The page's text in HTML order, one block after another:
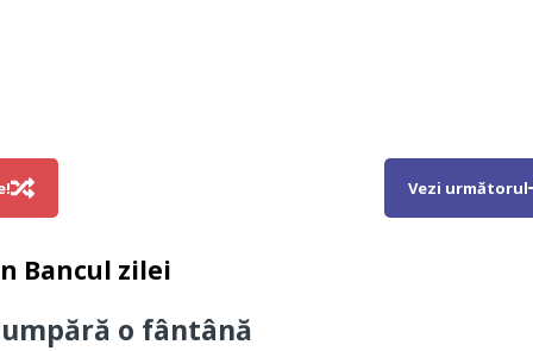
Vezi următorul
Bancul zilei
o fântână